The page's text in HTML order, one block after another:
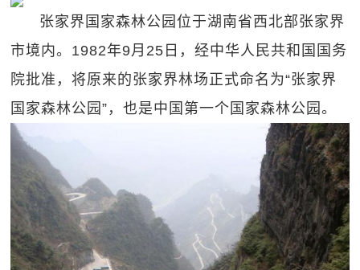
张家界国家森林公园位于湖南省西北部张家界
市境内。1982年9月25日，经中华人民共和国国务
院批准，将原来的张家界林场正式命名为“张家界
国家森林公园”，也是中国第一个国家森林公园。